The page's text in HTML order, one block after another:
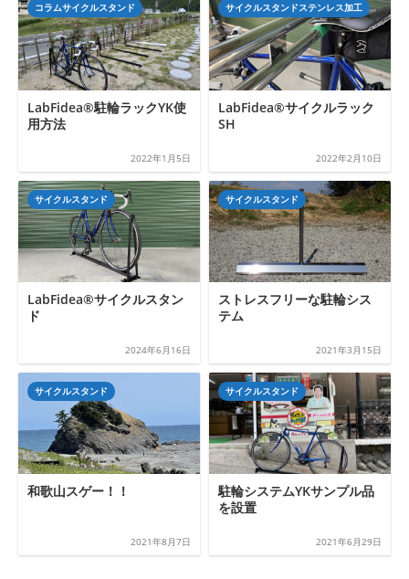
コラムサイクルスタンド
LabFidea®駐輪ラックYK使
用方法
2022年1月5日
サイクルスタンドステンレス加工
LabFidea®サイクルラック
SH
2022年2月10日
サイクルスタンド
LabFidea®サイクルスタン
ド
2024年6月16日
サイクルスタンド
ストレスフリーな駐輪シス
テム
2021年3月15日
サイクルスタンド
和歌山スゲー！！
2021年8月7日
サイクルスタンド
駐輪システムYKサンプル品
を設置
2021年6月29日